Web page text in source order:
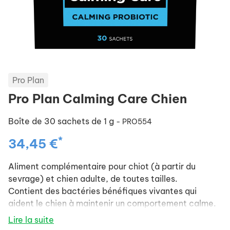
Pro Plan
Pro Plan Calming Care Chien
Boîte de 30 sachets de 1 g - PRO554
34,45 €*
Aliment complémentaire pour chiot (à partir du
sevrage) et chien adulte, de toutes tailles.
Contient des bactéries bénéfiques vivantes qui
aident le chien à maintenir un comportement calme.
Lire la suite